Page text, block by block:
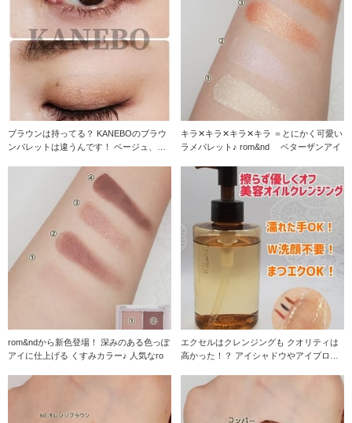
ブラウンは持ってる？ KANEBOのブラウ
ンパレットは違うんです！ ベージュ、ブ
キラ✕キラ✕キラ✕キラ ＝とにかく可愛い
ラメパレット♪ rom&nd ベターザンアイ
rom&ndから新色登場！ 深みのある色っぽ
アイに仕上げる くすみカラー♪ 人気なro
エクセルはクレンジングも クオリティは
高かった！？ アイシャドウやアイブロウ